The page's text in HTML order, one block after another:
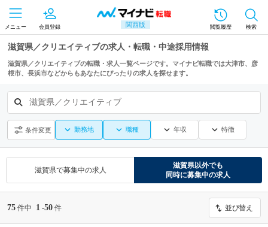
関西版
メニュー 会員登録 閲覧履歴 検索
滋賀県／クリエイティブの求人・転職・中途採用情報
滋賀県／クリエイティブの転職・求人一覧ページです。マイナビ転職では大津市、彦
根市、長浜市などからもあなたにぴったりの求人を探せます。
滋賀県／クリエイティブ
条件変更 勤務地 職種 年収 特徴
滋賀県で募集中の求人
滋賀県以外でも
同時に募集中の求人
75 件中 1 -50 件 並び替え